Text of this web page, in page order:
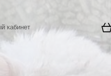
кабинет